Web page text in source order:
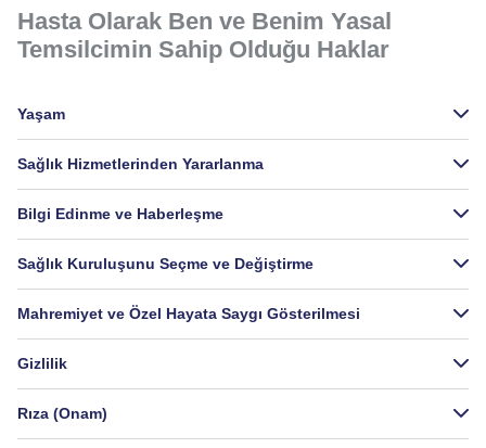
Hasta Olarak Ben ve Benim Yasal
Temsilcimin Sahip Olduğu Haklar
Yaşam
Sağlık Hizmetlerinden Yararlanma
Bilgi Edinme ve Haberleşme
Sağlık Kuruluşunu Seçme ve Değiştirme
Mahremiyet ve Özel Hayata Saygı Gösterilmesi
Gizlilik
Rıza (Onam)